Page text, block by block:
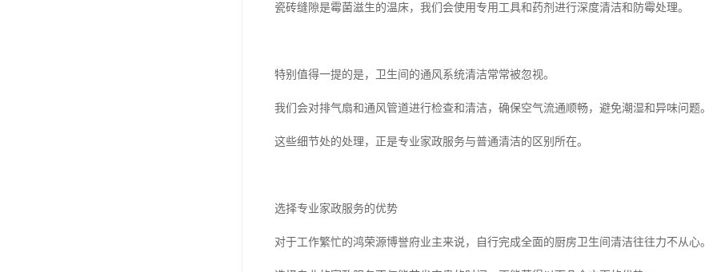
瓷砖缝隙是霉菌滋生的温床，我们会使用专用工具和药剂进行深度清洁和防霉处理。
特别值得一提的是，卫生间的通风系统清洁常常被忽视。
我们会对排气扇和通风管道进行检查和清洁，确保空气流通顺畅，避免潮湿和异味问题。
这些细节处的处理，正是专业家政服务与普通清洁的区别所在。
选择专业家政服务的优势
对于工作繁忙的鸿荣源博誉府业主来说，自行完成全面的厨房卫生间清洁往往力不从心。